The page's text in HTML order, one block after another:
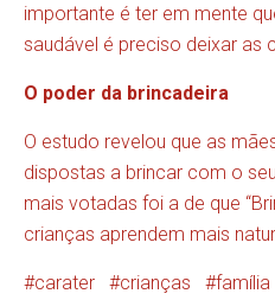
importante é ter em mente
saudável é preciso deixar as
O poder da brincadeira
O estudo revelou que as
dispostas a brincar com o
mais votadas foi a de que
crianças aprendem mais
carater crianças família